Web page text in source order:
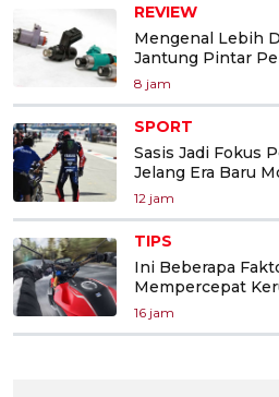
REVIEW
Mengenal Lebih
Jantung Pintar
8 jam
SPORT
Sasis Jadi Fokus
Jelang Era Baru
12 jam
TIPS
Ini Beberapa
Mempercepat
16 jam